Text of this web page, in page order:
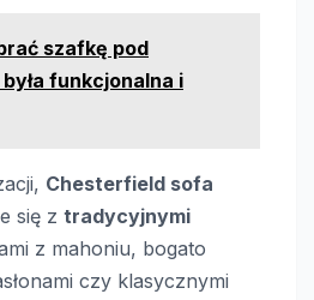
szafkę pod
funkcjonalna i
Chesterfield sofa
się z tradycyjnymi
z mahoniu, bogato
czy klasycznymi